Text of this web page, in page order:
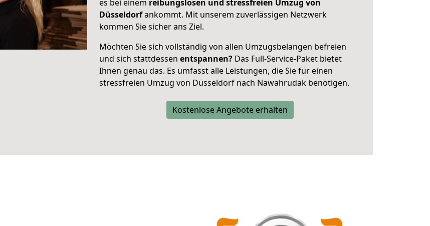
es bei einem reibungslosen und stressfreien Umzug von
Düsseldorfankommt. Mit unserem zuverlässigen Netzwerk
kommen Sie sicher ans Ziel.
Möchten Sie sich vollständig von allen Umzugsbelangen befreien
und sich stattdessen entspannen? Das Full-Service-Paket bietet
Ihnen genau das. Es umfasst alle Leistungen, die Sie für einen
stressfreien Umzug von Düsseldorf nach Nawahrudak benötigen.
Kostenlose Angebote erhalten